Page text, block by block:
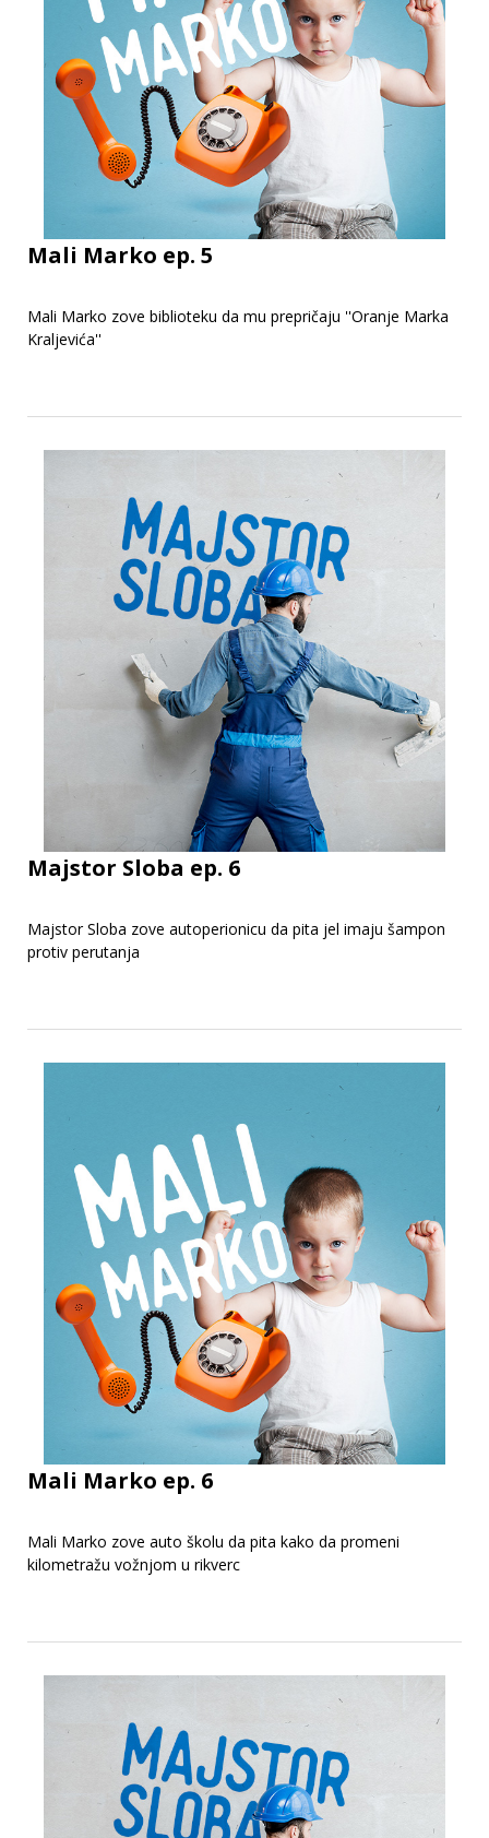
Mali Marko ep. 5
Mali Marko zove biblioteku da mu prepričaju ''Oranje Marka
Kraljevića''
Majstor Sloba ep. 6
Majstor Sloba zove autoperionicu da pita jel imaju šampon
protiv perutanja
Mali Marko ep. 6
Mali Marko zove auto školu da pita kako da promeni
kilometražu vožnjom u rikverc